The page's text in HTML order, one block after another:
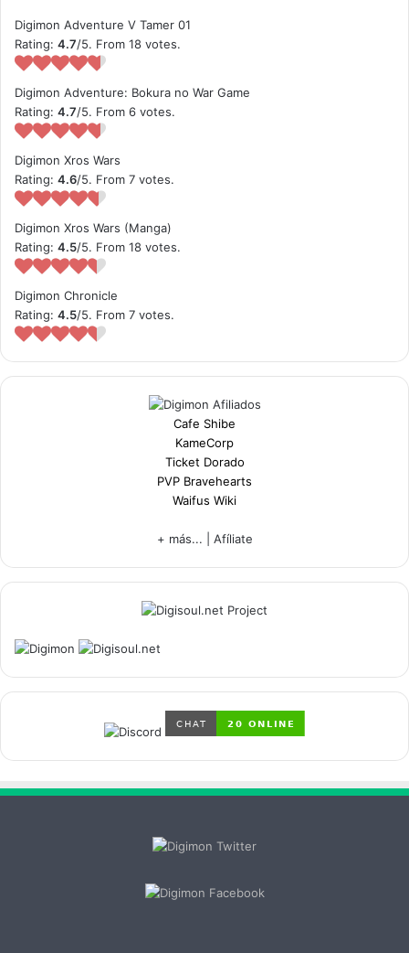
Digimon Adventure V Tamer 01
Rating: 4.7/5. From 18 votes.
Digimon Adventure: Bokura no War Game
Rating: 4.7/5. From 6 votes.
Digimon Xros Wars
Rating: 4.6/5. From 7 votes.
Digimon Xros Wars (Manga)
Rating: 4.5/5. From 18 votes.
Digimon Chronicle
Rating: 4.5/5. From 7 votes.
Cafe Shibe
KameCorp
Ticket Dorado
PVP Bravehearts
Waifus Wiki
+ más... Afíliate